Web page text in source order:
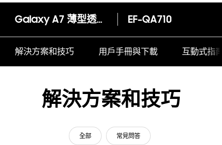
Galaxy A7 薄型透明背蓋 (2016 年新版) EF-QA710
解決方案和技巧 用戶手冊與下載 互動式指
解決方案和技巧
全部 常見問答